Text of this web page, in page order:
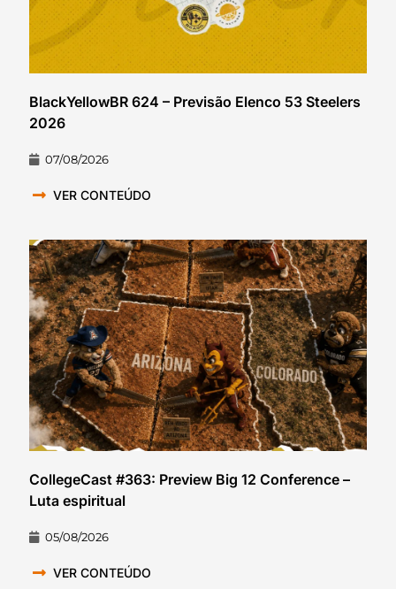
BlackYellowBR 624 – Previsão Elenco 53 Steelers
2026
07/08/2026
VER CONTEÚDO
CollegeCast #363: Preview Big 12 Conference –
Luta espiritual
05/08/2026
VER CONTEÚDO